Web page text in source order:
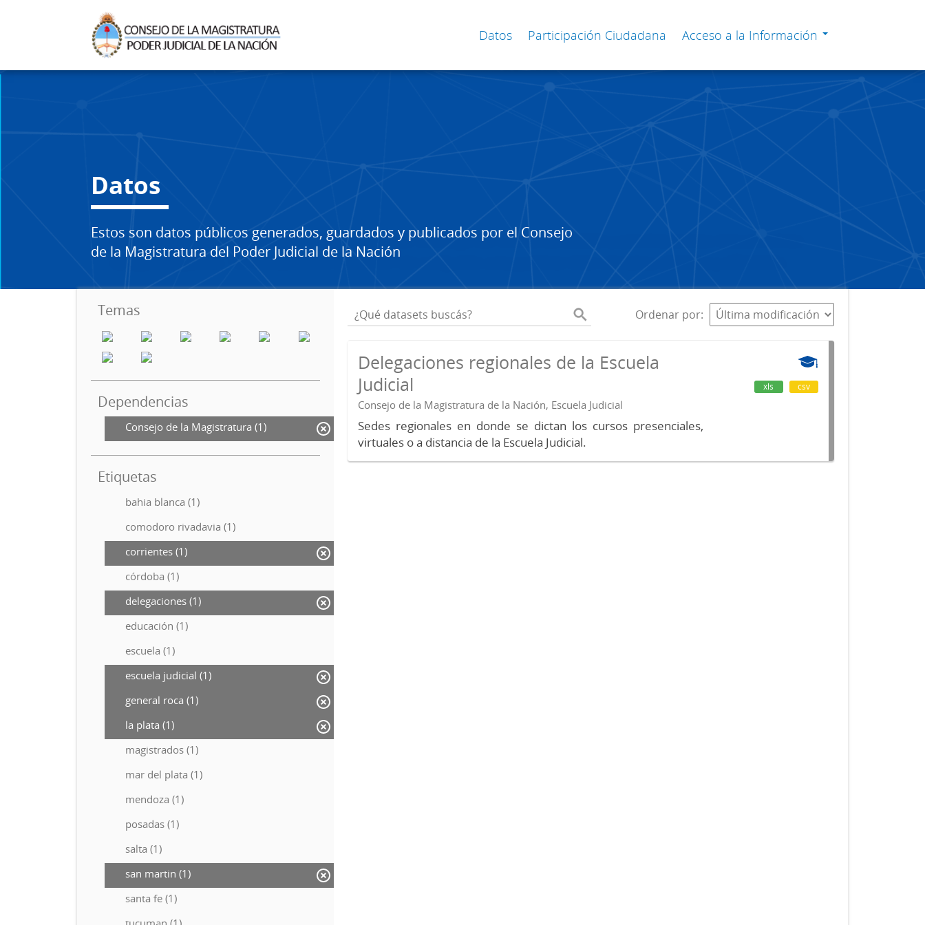
Datos Participación Ciudadana Acceso a la Información
Datos
Estos son datos públicos generados, guardados y publicados por el Consejo
de la Magistratura del Poder Judicial de la Nación
Temas
Dependencias
Consejo de la Magistratura (1)
Etiquetas
bahia blanca (1)
comodoro rivadavia (1)
corrientes (1)
córdoba (1)
delegaciones (1)
educación (1)
escuela (1)
escuela judicial (1)
general roca (1)
la plata (1)
magistrados (1)
mar del plata (1)
mendoza (1)
posadas (1)
salta (1)
san martin (1)
santa fe (1)
Ordenar por
Delegaciones regionales de la Escuela
Judicial
Consejo de la Magistratura de la Nación, Escuela Judicial
Sedes regionales en donde se dictan los cursos presenciales,
virtuales o a distancia de la Escuela Judicial.
xls csv